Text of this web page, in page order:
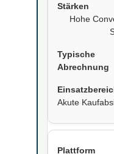
Hohe
Akute